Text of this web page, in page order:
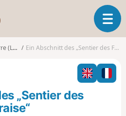
s
o
o
T
o
l
n
Ein Abschnitt des „Sentier des Foulées de la Fraise“
„Sentier des